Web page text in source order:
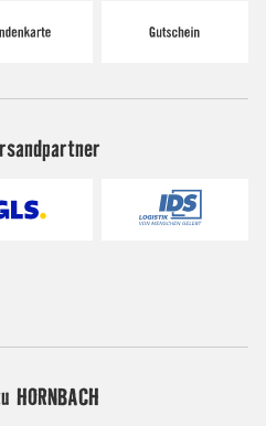
HORNBACH